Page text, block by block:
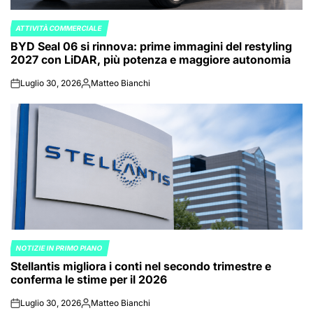
POSTED
IN
ATTIVITÀ COMMERCIALE
BYD Seal 06 si rinnova: prime immagini del restyling
2027 con LiDAR, più potenza e maggiore autonomia
onLuglio 30, 2026Posted
Matteo Bianchi
POSTED
IN
NOTIZIE IN PRIMO PIANO
Stellantis migliora i conti nel secondo trimestre e
conferma le stime per il 2026
onLuglio 30, 2026Posted
Matteo Bianchi